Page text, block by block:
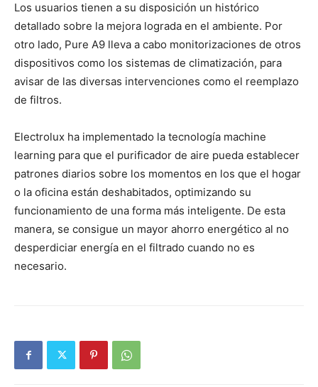
Los usuarios tienen a su disposición un histórico
detallado sobre la mejora lograda en el ambiente. Por
otro lado, Pure A9 lleva a cabo monitorizaciones de otros
dispositivos como los sistemas de climatización, para
avisar de las diversas intervenciones como el reemplazo
de filtros.
Electrolux ha implementado la tecnología machine
learning para que el purificador de aire pueda establecer
patrones diarios sobre los momentos en los que el hogar
o la oficina están deshabitados, optimizando su
funcionamiento de una forma más inteligente. De esta
manera, se consigue un mayor ahorro energético al no
desperdiciar energía en el filtrado cuando no es
necesario.